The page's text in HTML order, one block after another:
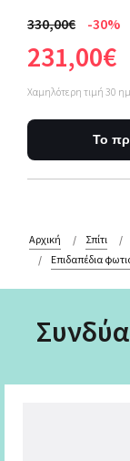
330,00€ -30%
231,00€
Χαμηλότερη τιμή 30
Το
Αρχική Σπίτι
Επιδαπέδια